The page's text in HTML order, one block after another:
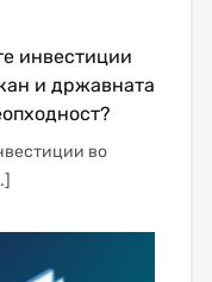
инвестиции
и државната
во